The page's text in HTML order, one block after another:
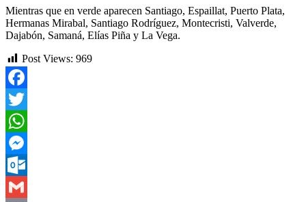
Mientras que en verde aparecen Santiago, Espaillat, Puerto Plata,
Hermanas Mirabal, Santiago Rodríguez, Montecristi, Valverde,
Dajabón, Samaná, Elías Piña y La Vega.
Post Views: 969
Facebook
Twitter
WhatsApp
Messenger
Outlook.com